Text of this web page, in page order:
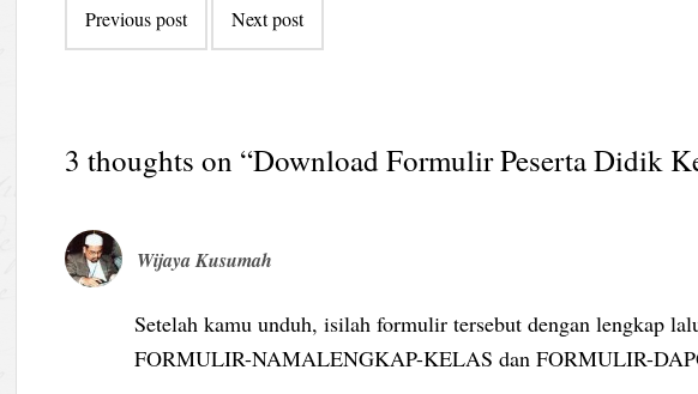
navigation
Previous post Next post
3 thoughts on “Download Formulir Peserta Didik
Wijaya Kusumah
Setelah kamu unduh, isilah formulir tersebut dengan lengkap
FORMULIR-NAMALENGKAP-KELAS dan FORMULIR-